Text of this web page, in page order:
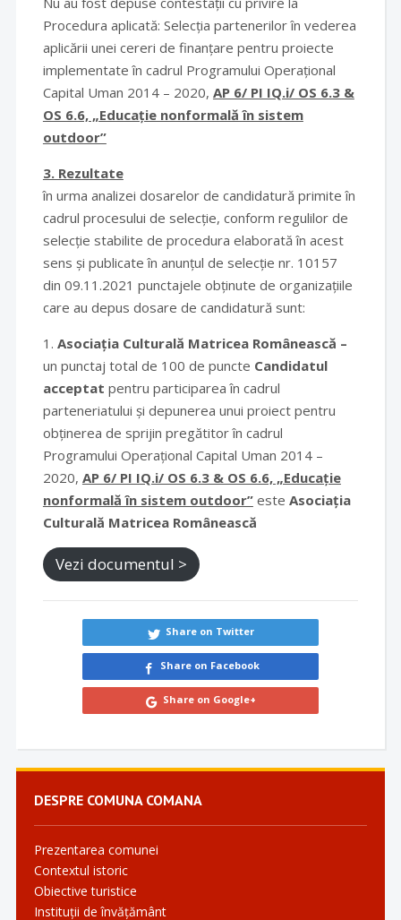
DESPRE COMUNA COMANA
Prezentarea comunei
Contextul istoric
Obiective turistice
Instituții de învățământ
Procedura aplicată: Selecția partenerilor în vederea
aplicării unei cereri de finanțare pentru proiecte
implementate în cadrul Programului Operațional
Capital Uman 2014 – 2020, AP 6/ PI IQ.i/ OS 6.3 &
OS 6.6, „Educație nonformală în sistem
outdoor”
3. Rezultate
în urma analizei dosarelor de candidatură primite în
cadrul procesului de selecție, conform regulilor de
selecție stabilite de procedura elaborată în acest
sens și publicate în anunțul de selecție nr. 10157
din 09.11.2021 punctajele obținute de organizațiile
care au depus dosare de candidatură sunt:
1. Asociația Culturală Matricea Românească –
un punctaj total de 100 de puncte Candidatul
acceptat pentru participarea în cadrul
parteneriatului și depunerea unui proiect pentru
obținerea de sprijin pregătitor în cadrul
Programului Operațional Capital Uman 2014 –
2020, AP 6/ PI IQ.i/ OS 6.3 & OS 6.6, „Educație
nonformală în sistem outdoor” este Asociația
Culturală Matricea Românească
Vezi documentul >
Share on Twitter
Share on Facebook
Share on Google+